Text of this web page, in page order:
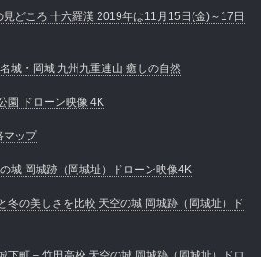
どころ 十六羅漢 2019年は11月15日(金)～17日
城・岡城 九州九重連山 癒しの自然
園 ドローン映像 4K
マップ
城 岡城跡（岡城址）ドローン映像4K
の美しさを比較 天空の城 岡城跡（岡城址）ド